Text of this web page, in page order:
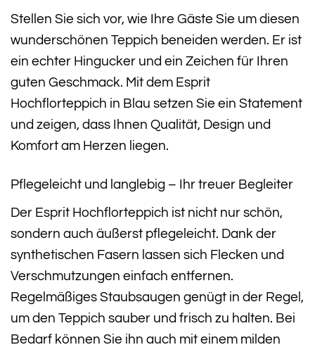
Stellen Sie sich vor, wie Ihre Gäste Sie um diesen
wunderschönen Teppich beneiden werden. Er ist
ein echter Hingucker und ein Zeichen für Ihren
guten Geschmack. Mit dem Esprit
Hochflorteppich in Blau setzen Sie ein Statement
und zeigen, dass Ihnen Qualität, Design und
Komfort am Herzen liegen.
Pflegeleicht und langlebig – Ihr treuer Begleiter
Der Esprit Hochflorteppich ist nicht nur schön,
sondern auch äußerst pflegeleicht. Dank der
synthetischen Fasern lassen sich Flecken und
Verschmutzungen einfach entfernen.
Regelmäßiges Staubsaugen genügt in der Regel,
um den Teppich sauber und frisch zu halten. Bei
Bedarf können Sie ihn auch mit einem milden